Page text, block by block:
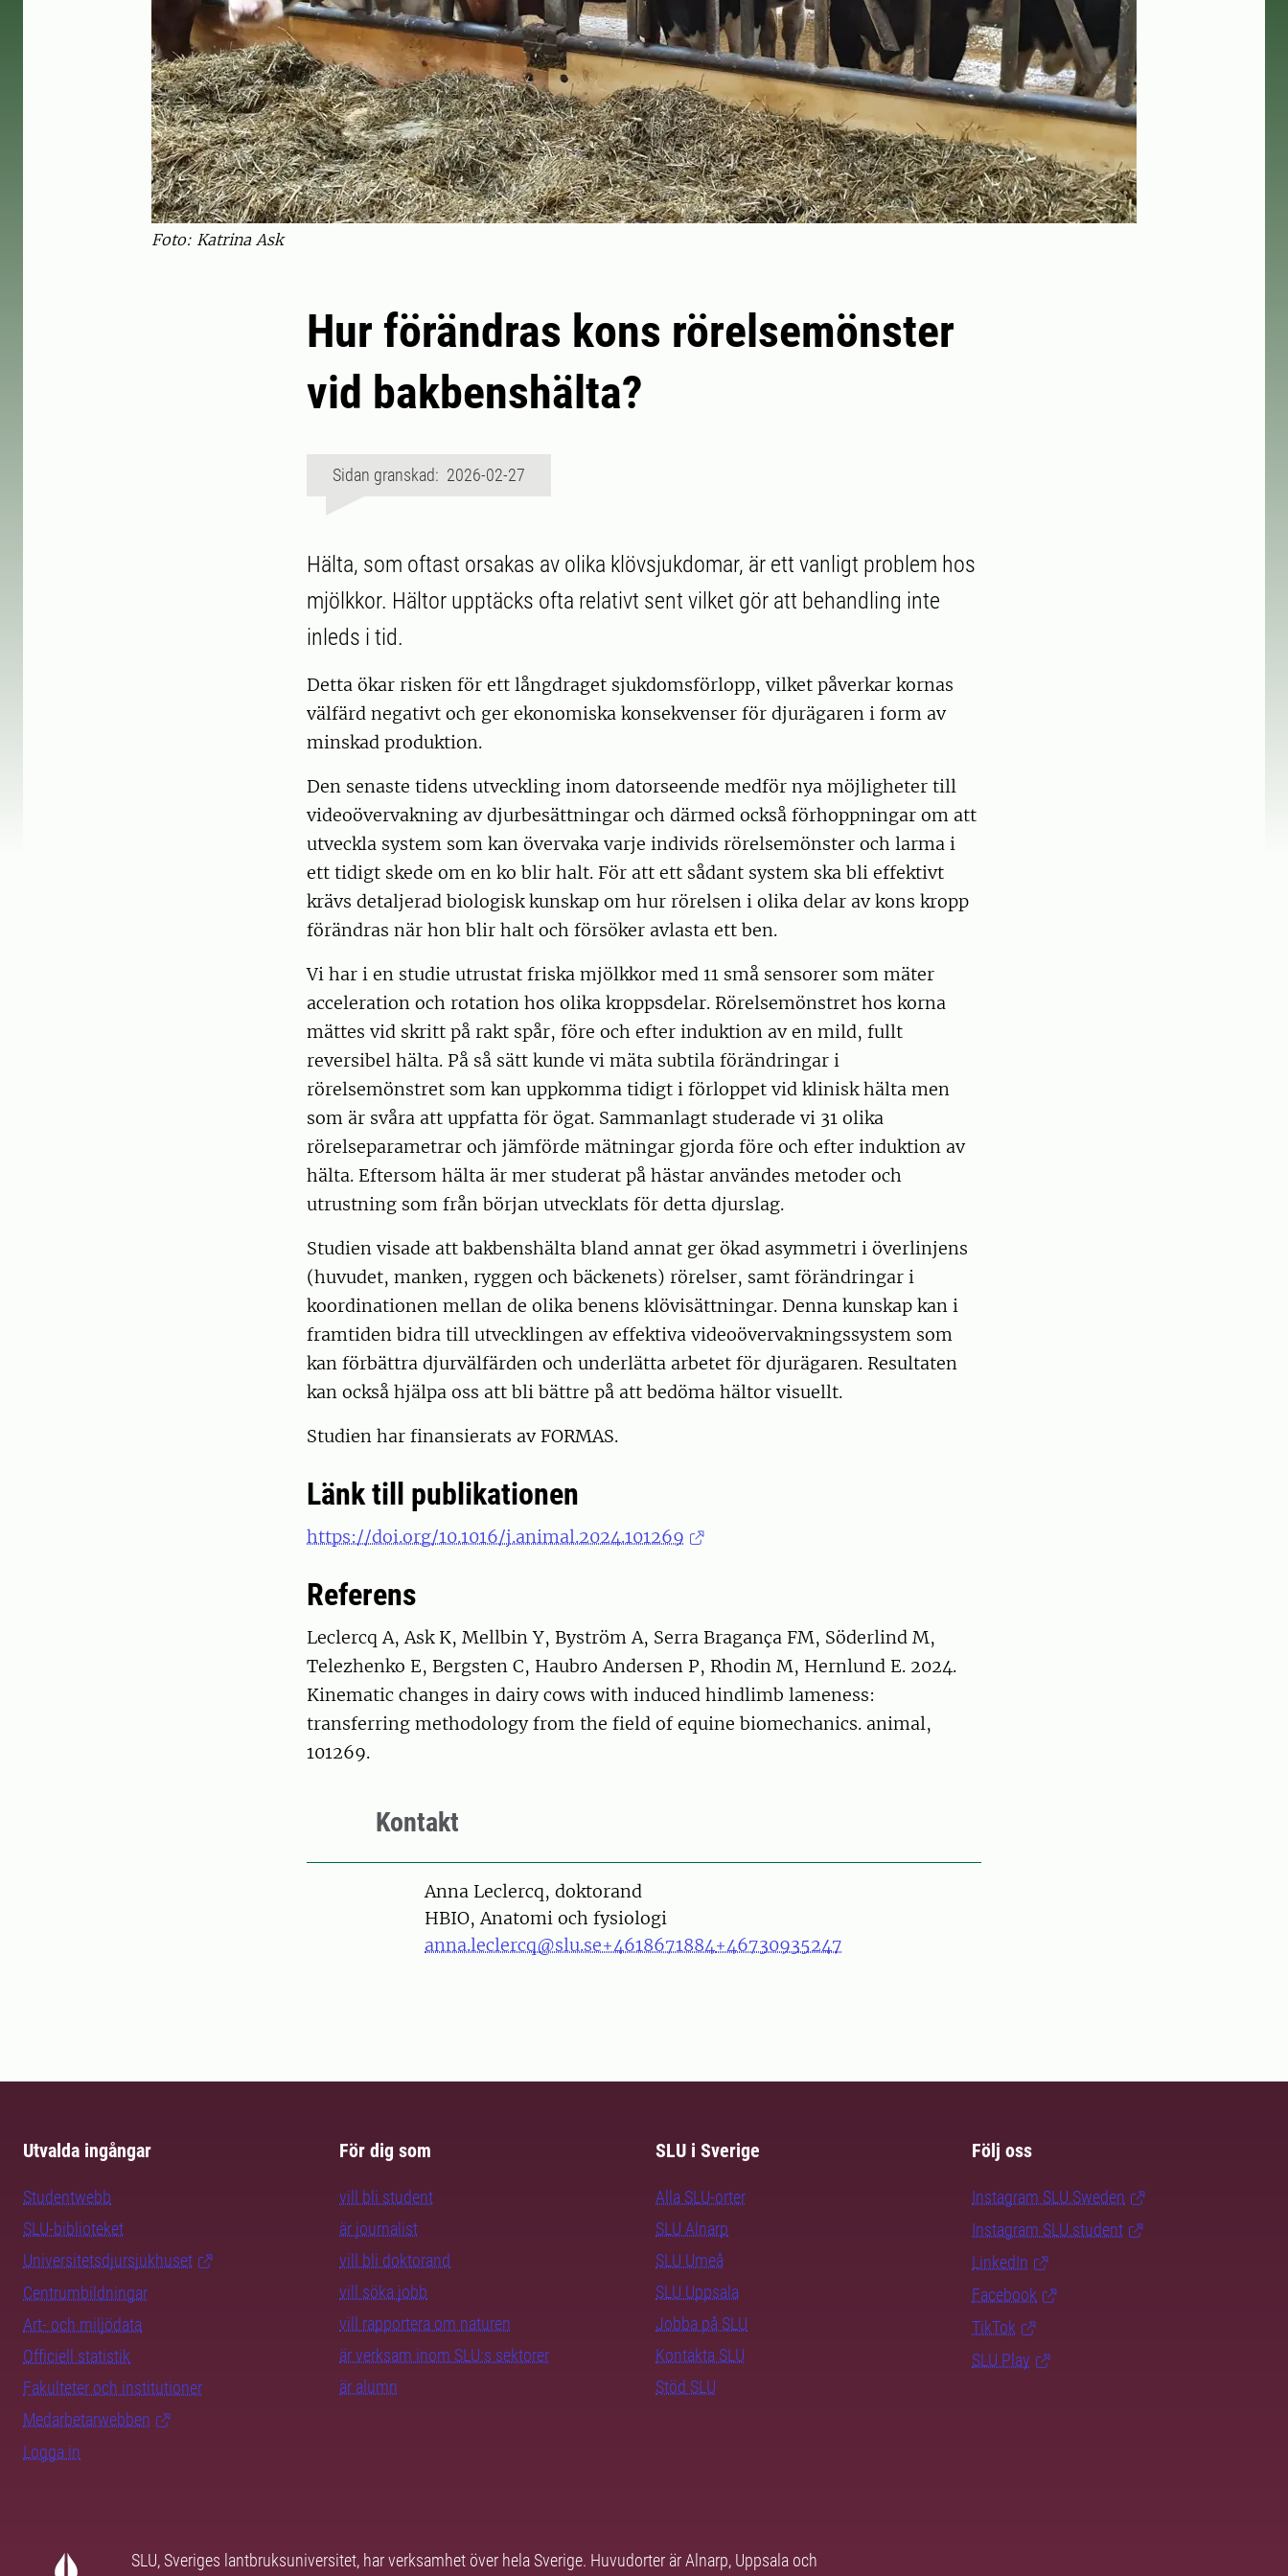
Foto: Katrina Ask
Hur förändras kons rörelsemönster
vid bakbenshälta?
Sidan granskad: 2026-02-27
Hälta, som oftast orsakas av olika klövsjukdomar, är ett vanligt problem hos
mjölkkor. Hältor upptäcks ofta relativt sent vilket gör att behandling inte
inleds i tid.
Detta ökar risken för ett långdraget sjukdomsförlopp, vilket påverkar kornas
välfärd negativt och ger ekonomiska konsekvenser för djurägaren i form av
minskad produktion.
Den senaste tidens utveckling inom datorseende medför nya möjligheter till
videoövervakning av djurbesättningar och därmed också förhoppningar om att
utveckla system som kan övervaka varje individs rörelsemönster och larma i
ett tidigt skede om en ko blir halt. För att ett sådant system ska bli effektivt
krävs detaljerad biologisk kunskap om hur rörelsen i olika delar av kons kropp
förändras när hon blir halt och försöker avlasta ett ben.
Vi har i en studie utrustat friska mjölkkor med 11 små sensorer som mäter
acceleration och rotation hos olika kroppsdelar. Rörelsemönstret hos korna
mättes vid skritt på rakt spår, före och efter induktion av en mild, fullt
reversibel hälta. På så sätt kunde vi mäta subtila förändringar i
rörelsemönstret som kan uppkomma tidigt i förloppet vid klinisk hälta men
som är svåra att uppfatta för ögat. Sammanlagt studerade vi 31 olika
rörelseparametrar och jämförde mätningar gjorda före och efter induktion av
hälta. Eftersom hälta är mer studerat på hästar användes metoder och
utrustning som från början utvecklats för detta djurslag.
Studien visade att bakbenshälta bland annat ger ökad asymmetri i överlinjens
(huvudet, manken, ryggen och bäckenets) rörelser, samt förändringar i
koordinationen mellan de olika benens klövisättningar. Denna kunskap kan i
framtiden bidra till utvecklingen av effektiva videoövervakningssystem som
kan förbättra djurvälfärden och underlätta arbetet för djurägaren. Resultaten
kan också hjälpa oss att bli bättre på att bedöma hältor visuellt.
Studien har finansierats av FORMAS.
Länk till publikationen
https://doi.org/10.1016/j.animal.2024.101269
Referens
Leclercq A, Ask K, Mellbin Y, Byström A, Serra Bragança FM, Söderlind M,
Telezhenko E, Bergsten C, Haubro Andersen P, Rhodin M, Hernlund E. 2024.
Kinematic changes in dairy cows with induced hindlimb lameness:
transferring methodology from the field of equine biomechanics. animal,
101269.
Kontakt
PersonAnna Leclercq, doktorand
HBIO, Anatomi och fysiologi
anna.leclercq@slu.se+4618671884+46730935247
Utvalda ingångar
Studentwebb
SLU-biblioteket
Universitetsdjursjukhuset
Centrumbildningar
Art- och miljödata
Officiell statistik
Fakulteter och institutioner
Medarbetarwebben
Logga in
För dig som
vill bli student
är journalist
vill bli doktorand
vill söka jobb
vill rapportera om naturen
är verksam inom SLU:s sektorer
är alumn
SLU i Sverige
Alla SLU-orter
SLU Alnarp
SLU Umeå
SLU Uppsala
Jobba på SLU
Kontakta SLU
Stöd SLU
Följ oss
Instagram SLU.Sweden
Instagram SLU.student
LinkedIn
Facebook
TikTok
SLU Play
SLU, Sveriges lantbruksuniversitet, har verksamhet över hela Sverige. Huvudorter är Alnarp, Uppsala och